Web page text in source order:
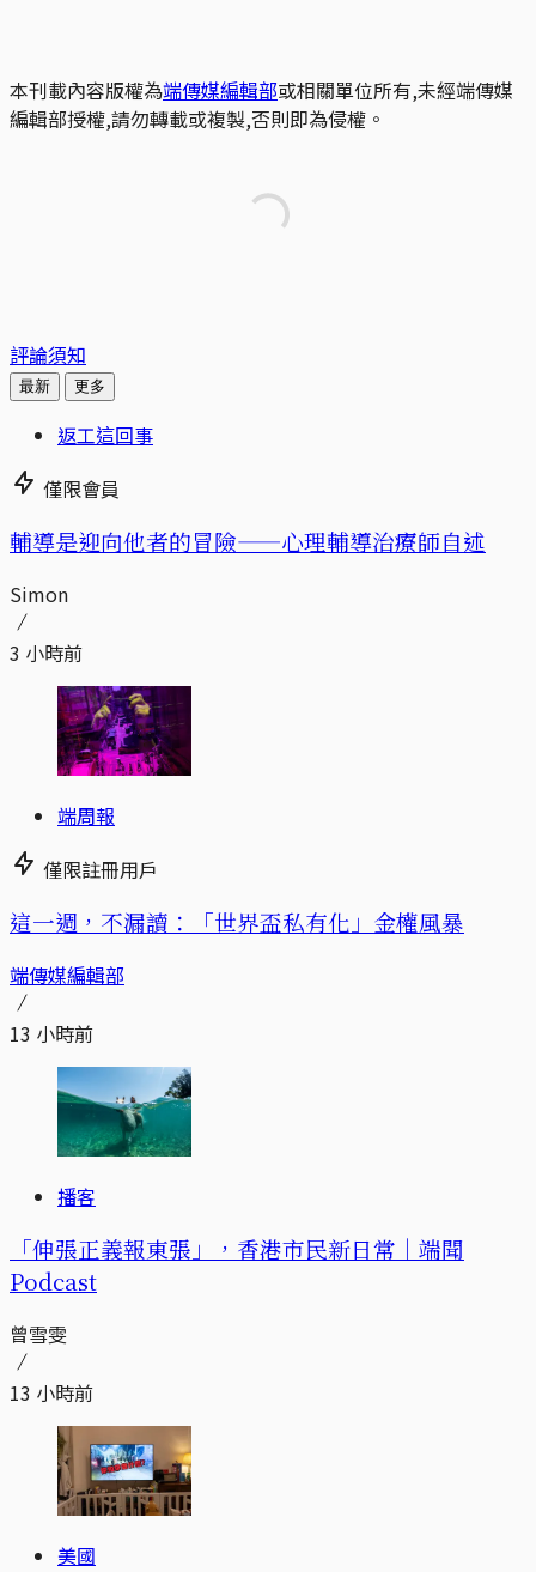
本刊載內容版權為端傳媒編輯部或相關單位所有,未經端傳媒
編輯部授權,請勿轉載或複製,否則即為侵權。
評論須知
最新 更多
返工這回事
僅限會員
輔導是迎向他者的冒險——心理輔導治療師自述
Simon
3 小時前
端周報
僅限註冊用戶
這一週，不漏讀：「世界盃私有化」金權風暴
端傳媒編輯部
13 小時前
播客
「伸張正義報東張」，香港市民新日常｜端聞
Podcast
曾雪雯
13 小時前
美國